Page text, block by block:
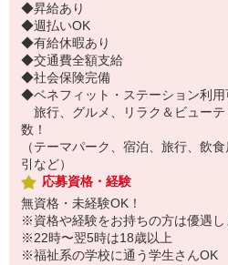
◆昇給あり
◆週払いOK
◆有給休暇あり
◆交通費全額支給
◆社会保険完備
◆ベネフィット・ステーション利用
旅行、グルメ、リラク＆ビュー
数！
（テーマパーク、宿泊、旅行、飲
引など）
応募資格・経験
無資格・未経験OK！
※資格や経験をお持ちの方は優遇し
※22時〜翌5時は18歳以上
※福祉系の学校に通う学生さんOK